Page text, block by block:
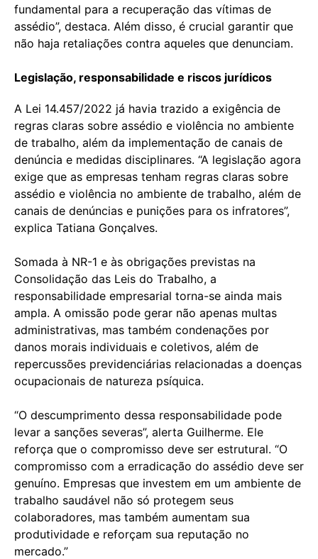
fundamental para a recuperação das vítimas de
assédio”, destaca. Além disso, é crucial garantir que
não haja retaliações contra aqueles que denunciam.
Legislação, responsabilidade e riscos jurídicos
A Lei 14.457/2022 já havia trazido a exigência de
regras claras sobre assédio e violência no ambiente
de trabalho, além da implementação de canais de
denúncia e medidas disciplinares. “A legislação agora
exige que as empresas tenham regras claras sobre
assédio e violência no ambiente de trabalho, além de
canais de denúncias e punições para os infratores”,
explica Tatiana Gonçalves.
Somada à NR-1 e às obrigações previstas na
Consolidação das Leis do Trabalho, a
responsabilidade empresarial torna-se ainda mais
ampla. A omissão pode gerar não apenas multas
administrativas, mas também condenações por
danos morais individuais e coletivos, além de
repercussões previdenciárias relacionadas a doenças
ocupacionais de natureza psíquica.
“O descumprimento dessa responsabilidade pode
levar a sanções severas”, alerta Guilherme. Ele
reforça que o compromisso deve ser estrutural. “O
compromisso com a erradicação do assédio deve ser
genuíno. Empresas que investem em um ambiente de
trabalho saudável não só protegem seus
colaboradores, mas também aumentam sua
produtividade e reforçam sua reputação no
mercado.”